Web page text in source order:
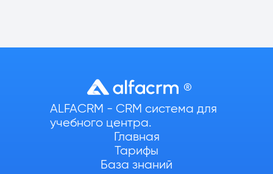
ALFACRM - CRM система для
учебного центра.
Главная
Тарифы
База знаний